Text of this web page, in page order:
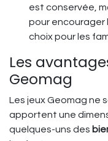
est conservée,
pour encourager
choix pour les
Les
Geomag
Les jeux Geomag ne
apportent une
quelques-uns des